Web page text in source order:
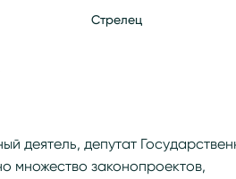
Стрелец
деятель, депутат
множество законопроектов,